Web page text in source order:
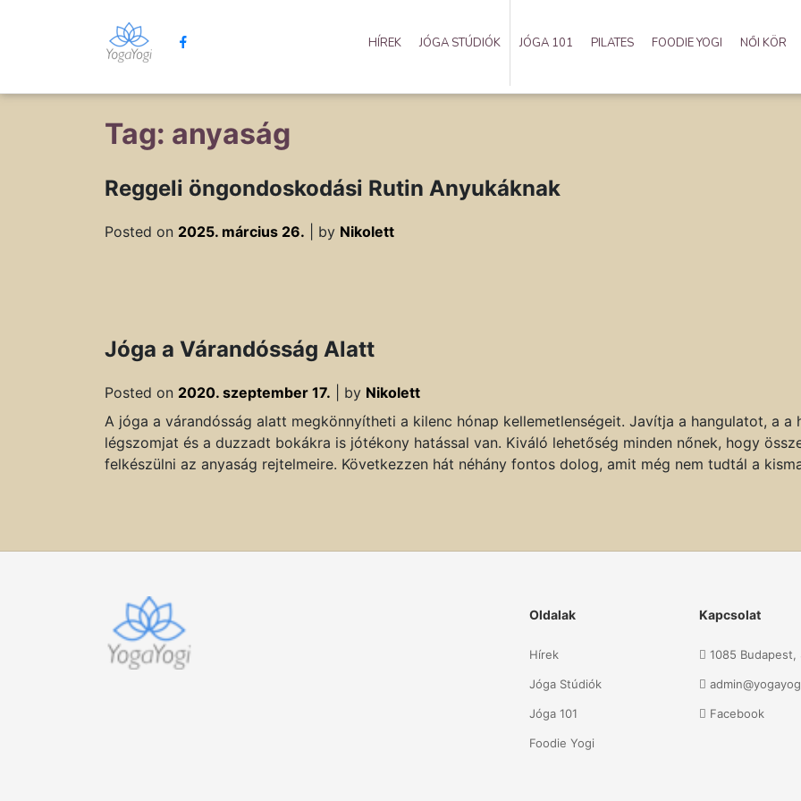
HÍREK JÓGA STÚDIÓK JÓGA 101 PILATES FOODIE YOGI NŐI KÖR
Tag: anyaság
Reggeli öngondoskodási Rutin Anyukáknak
Posted on 2025. március 26. by Nikolett
Jóga a Várandósság Alatt
Posted on 2020. szeptember 17. by Nikolett
A jóga a várandósság alatt megkönnyítheti a kilenc hónap kellemetlenségeit. Javítja a hangulatot, a a
légszomjat és a duzzadt bokákra is jótékony hatással van. Kiváló lehetőség minden nőnek, hogy
felkészülni az anyaság rejtelmeire. Következzen hát néhány fontos dolog, amit még nem tudtál a
Oldalak
Hírek
Jóga Stúdiók
Jóga 101
Foodie Yogi
Kapcsolat
1085 Budapest,
Facebook